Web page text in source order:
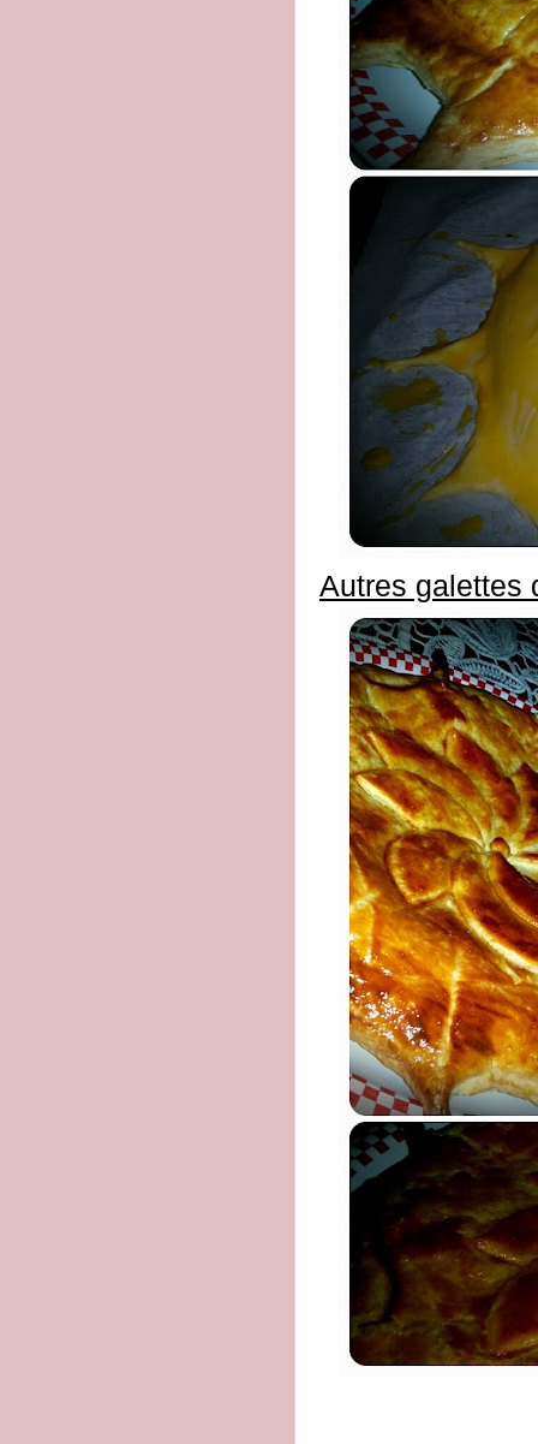
Autres galettes